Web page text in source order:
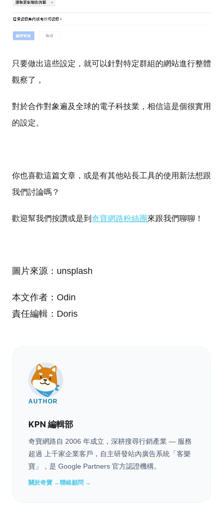
只要做出這些設定，就可以針對特定群組的網站進行整體
觀察了，
對於合作對象遍及全球的電子科技業，相信這是個很實用
的設定。
你也喜歡這篇文章，或是有其他站長工具的使用新法想跟
我們討論嗎？
歡迎幫我們按讚或是到 奇寶網路粉絲團來跟我們聊聊！
圖片來源：unsplash
本文作者：Odin
責任編輯：Doris
AUTHOR
KPN 編輯部
奇寶網路自 2006 年成立，深耕搜尋行銷產業 — 服務
超過 上千家企業客戶，自主研發站內廣告系統「客樂
寶」，是 Google Partners 官方認證機構。
關於奇寶 →聯絡顧問 →